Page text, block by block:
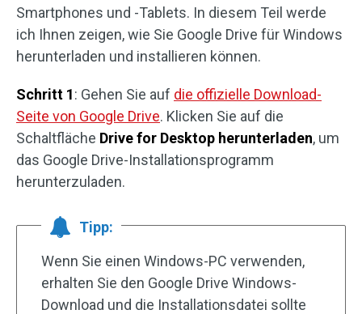
Smartphones und -Tablets. In diesem Teil werde
ich Ihnen zeigen, wie Sie Google Drive für Windows
herunterladen und installieren können.
Schritt 1: Gehen Sie auf die offizielle Download-
Seite von Google Drive. Klicken Sie auf die
Schaltfläche Drive for Desktop herunterladen, um
das Google Drive-Installationsprogramm
herunterzuladen.
Tipp:
Wenn Sie einen Windows-PC verwenden,
erhalten Sie den Google Drive Windows-
Download und die Installationsdatei sollte